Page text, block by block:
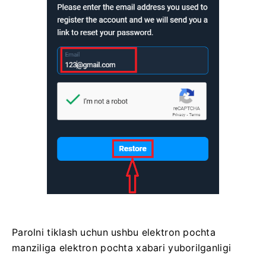
Parolni tiklash uchun ushbu elektron pochta
manziliga elektron pochta xabari yuborilganligi